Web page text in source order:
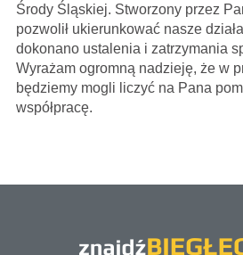
Środy Śląskiej. Stworzony przez
pozwolił ukierunkować nasze
dokonano ustalenia i zatrzymania
Wyrażam ogromną nadzieję, że w
będziemy mogli liczyć na Pana
współpracę.